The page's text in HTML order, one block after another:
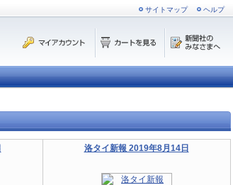
サイトマップ ヘルプ
洛タイ新報 2019年8月14日